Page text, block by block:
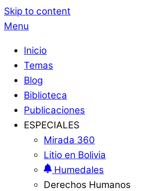
Skip to content
Menu
Inicio
Temas
Blog
Biblioteca
Publicaciones
ESPECIALES
Mirada 360
Litio en Bolivia
Humedales
Derechos Humanos